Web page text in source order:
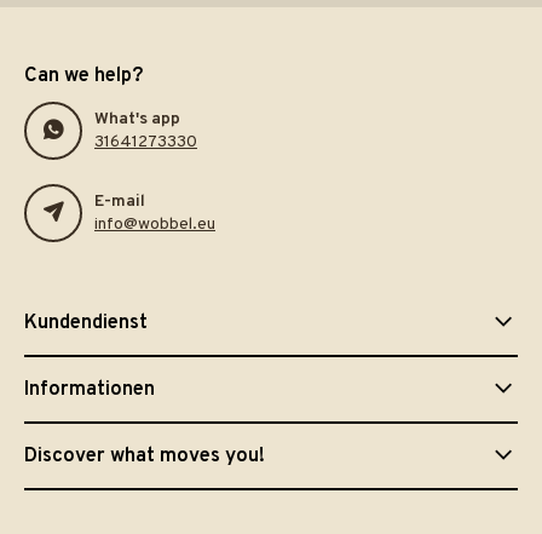
Can we help?
What's app
31641273330
E-mail
info@wobbel.eu
Kundendienst
Informationen
Discover what moves you!